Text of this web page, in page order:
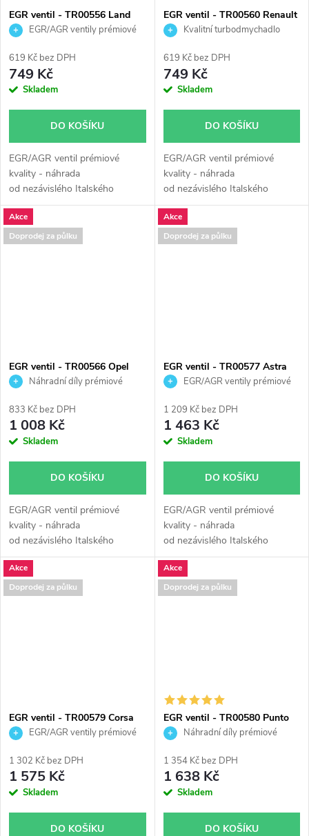
EGR ventil - TR00556 Land
Rover 2.5d
EGR/AGR ventily prémiové
619 Kč bez DPH
749 Kč
Skladem
DO KOŠÍKU
EGR/AGR ventil prémiové
kvality - náhrada
od nezávislého Italského
výrobce Turborail s.r.l.
EGR ventil - TR00560 Renault
Laguna 2.2D 61kW
Kvalitní turbodmychadlo
619 Kč bez DPH
749 Kč
Skladem
DO KOŠÍKU
EGR/AGR ventil prémiové
kvality - náhrada
od nezávislého Italského
výrobce Turborail s.r.l.
Akce
Doprodej za půlku
EGR ventil - TR00566 Opel
Astra 2.0DI Omega Vectra
Náhradní díly prémiové
833 Kč bez DPH
1 008 Kč
Skladem
DO KOŠÍKU
EGR/AGR ventil prémiové
kvality - náhrada
od nezávislého Italského
výrobce Turborail s.r.l.
Akce
Doprodej za půlku
EGR ventil - TR00577 Astra
Zafira 2.2 108kW
EGR/AGR ventily prémiové
1 209 Kč bez DPH
1 463 Kč
Skladem
DO KOŠÍKU
EGR/AGR ventil prémiové
kvality - náhrada
od nezávislého Italského
výrobce Turborail s.r.l.
Akce
Doprodej za půlku
EGR ventil - TR00579 Corsa
1.0 Meriva 1.4
EGR/AGR ventily prémiové
1 302 Kč bez DPH
1 575 Kč
Skladem
DO KOŠÍKU
Akce
Doprodej za půlku
EGR ventil - TR00580 Punto
Panda 500 Corsa Meriva 1.3
Náhradní díly prémiové
1 354 Kč bez DPH
1 638 Kč
Skladem
DO KOŠÍKU